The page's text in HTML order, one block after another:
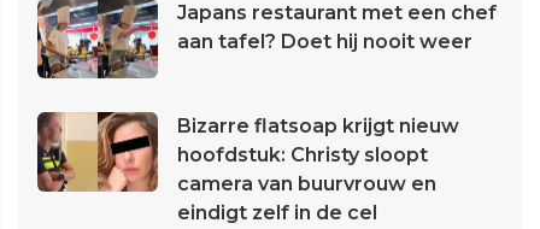
Japans restaurant met een chef
aan tafel? Doet hij nooit weer
Bizarre flatsoap krijgt nieuw
hoofdstuk: Christy sloopt
camera van buurvrouw en
eindigt zelf in de cel